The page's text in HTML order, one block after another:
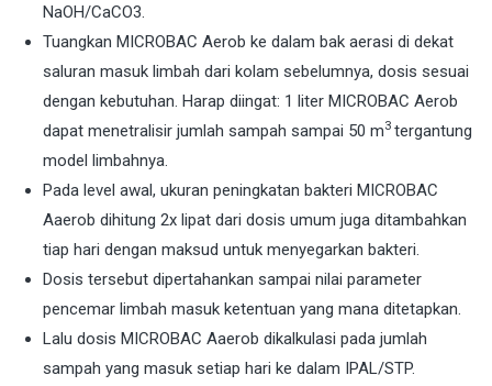
NaOH/CaCO3.
Tuangkan MICROBAC Aerob ke dalam bak aerasi di dekat
saluran masuk limbah dari kolam sebelumnya, dosis sesuai
dengan kebutuhan. Harap diingat: 1 liter MICROBAC Aerob
dapat menetralisir jumlah sampah sampai 50 m3 tergantung
model limbahnya.
Pada level awal, ukuran peningkatan bakteri MICROBAC
Aaerob dihitung 2x lipat dari dosis umum juga ditambahkan
tiap hari dengan maksud untuk menyegarkan bakteri.
Dosis tersebut dipertahankan sampai nilai parameter
pencemar limbah masuk ketentuan yang mana ditetapkan.
Lalu dosis MICROBAC Aaerob dikalkulasi pada jumlah
sampah yang masuk setiap hari ke dalam IPAL/STP.